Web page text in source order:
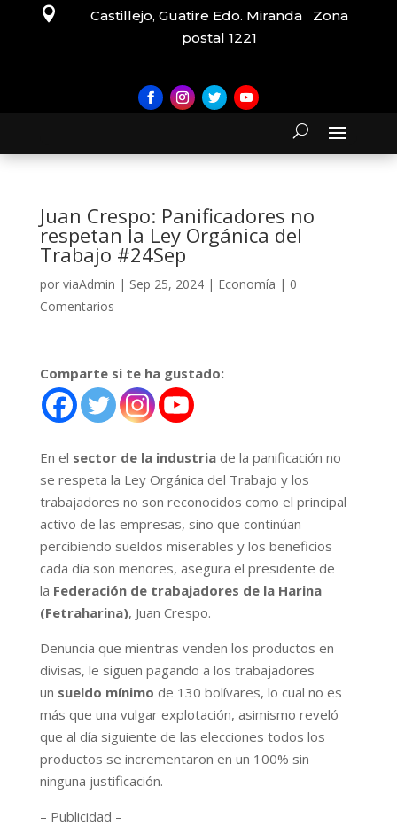

Castillejo, Guatire Edo. Miranda Zona
postal 1221
Juan Crespo: Panificadores no
respetan la Ley Orgánica del
Trabajo #24Sep
por viaAdmin | Sep 25, 2024| Economía | 0
Comentarios
Comparte si te ha gustado:
En el sector de la industria de la panificación no
se respeta la Ley Orgánica del Trabajo y los
trabajadores no son reconocidos como el principal
activo de las empresas, sino que continúan
percibiendo sueldos miserables y los beneficios
cada día son menores, asegura el presidente de
la Federación de trabajadores de la Harina
(Fetraharina), Juan Crespo.
Denuncia que mientras venden los productos en
divisas, le siguen pagando a los trabajadores
un sueldo mínimo de 130 bolívares, lo cual no es
más que una vulgar explotación, asimismo reveló
que al día siguiente de las elecciones todos los
productos se incrementaron en un 100% sin
ninguna justificación.
– Publicidad –